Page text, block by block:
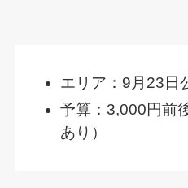
エリア：9月23日
予算：3,000円前
あり）